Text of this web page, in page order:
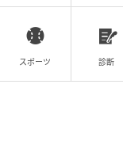
スポーツ 診断